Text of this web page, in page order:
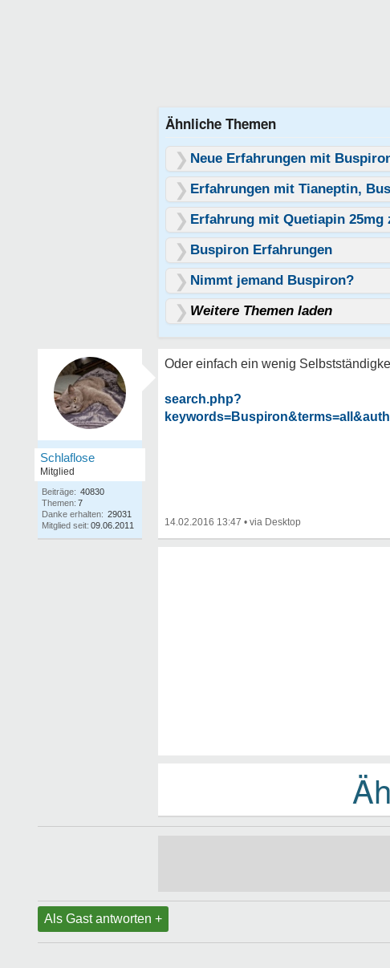
Ähnliche Themen
Neue Erfahrungen mit
Erfahrungen mit Tianeptin,
Erfahrung mit Quetiapin 25mg
Buspiron Erfahrungen
Nimmt jemand Buspiron?
Weitere Themen laden
Schlaflose
Mitglied
Beiträge: 40830
Themen: 7
Danke erhalten: 29031
Mitglied seit: 09.06.2011
Oder einfach ein wenig
search.php?
14.02.2016 13:47 •
Als Gast antworten +